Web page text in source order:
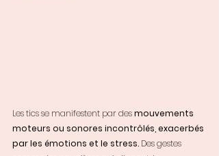
Les tics se manifestent par des mouvements
moteurs ou sonores incontrôlés, exacerbés
par les émotions et le stress. Des gestes